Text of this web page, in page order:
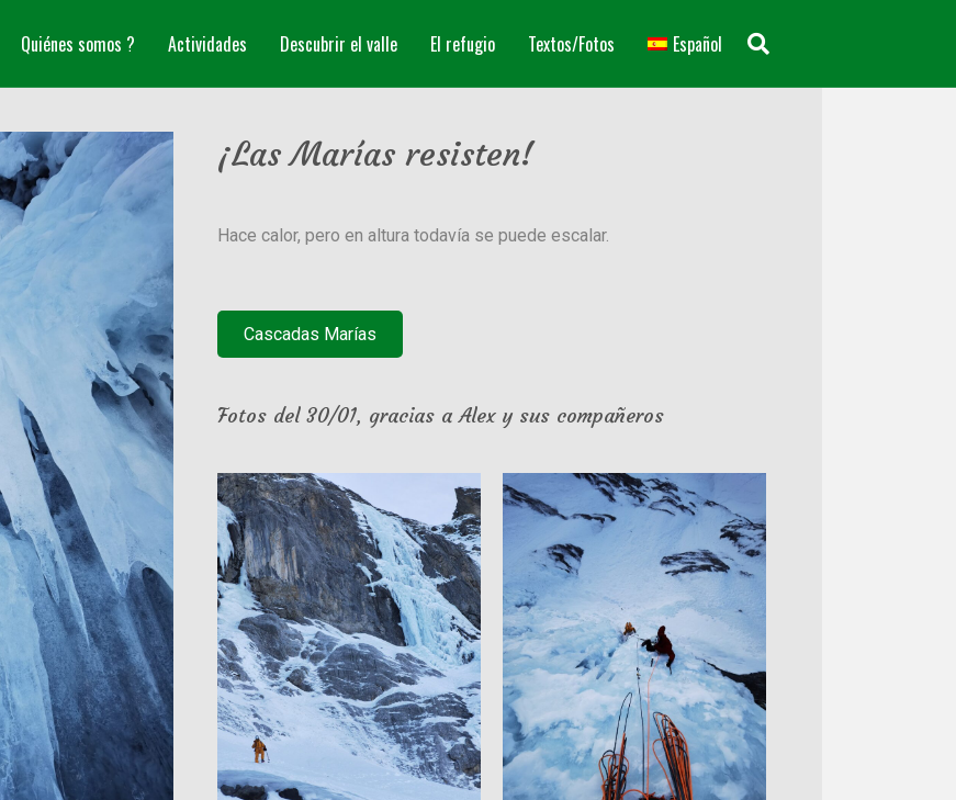
Quiénes somos ? Actividades Descubrir el valle El refugio Textos/Fotos Español
¡Las Marías resisten!
Hace calor, pero en altura todavía se puede escalar.
Cascadas Marías
Fotos del 30/01, gracias a Alex y sus compañeros